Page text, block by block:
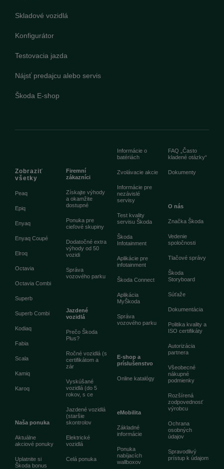
Skladové vozidlá
Konfigurátor
Testovacia jazda
Nájsť predajcu alebo servis
Škoda E-shop
Zobraziť
všetky
Peaq
Epiq
Enyaq
Enyaq Coupé
Elroq
Octavia
Octavia Combi
Superb
Superb Combi
Kodiaq
Fabia
Scala
Kamiq
Karoq
Naša ponuka
Aktuálne
akciové ponuky
Uplatnite si
Škoda bonus
Firemní
zákazníci
Získajte výhody
a okamžite
dostupné
Ponuka pre
cieľové skupiny
Dodatočné extra
výhody od 50
vozidi
Správa
vozového parku
Jazdené
vozidlá
Prečo Škoda
Plus?
Ročné vozidlá (s
certifikátom a
zár
Vyskúšané
vozidlá (do 5
rokov, s ce
Jazdené vozidlá
(staršie
skontrolov
Elektrické
vozidlá
Celá ponuka
Informácie o
batériách
Zvolávacie akcie
Informácie pre
nezávislé
servisy
Test kvality
servisu Škoda
Škoda
Infotainment
Aplikácie pre
infotainment
Škoda Connect
Aplikácia
MyŠkoda
Správa
vozového parku
E-shop a
príslušenstvo
Online katalógy
eMobilita
Základné
informácie
Ponuka
nabíjacích
wallboxov
FAQ „Často
kladené otázky“
Dokumenty
O nás
Značka Škoda
Vedenie
spoločnosti
Tlačové správy
Škoda
Storyboard
Súťaže
Dokumentácia
Politika kvality a
ISO certifikáty
Autorizácia
partnera
Všeobecné
nákupné
podmienky
Rozšírená
zodpovednosť
výrobcu
Ochrana
osobných
údajov
Spravodlivý
prístup k údajom